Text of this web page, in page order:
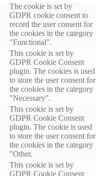
The cookie is set by
GDPR cookie consent to
record the user consent for
the cookies in the category
"Functional".
This cookie is set by
GDPR Cookie Consent
plugin. The cookies is used
to store the user consent for
the cookies in the category
"Necessary".
This cookie is set by
GDPR Cookie Consent
plugin. The cookie is used
to store the user consent for
the cookies in the category
"Other.
This cookie is set by
GDPR Cookie Consent